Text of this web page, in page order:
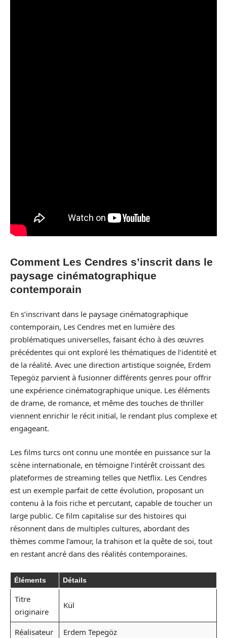
Comment Les Cendres s’inscrit dans le
paysage cinématographique
contemporain
En s’inscrivant dans le paysage cinématographique
contemporain, Les Cendres met en lumière des
problématiques universelles, faisant écho à des œuvres
précédentes qui ont exploré les thématiques de l’identité et
de la réalité. Avec une direction artistique soignée, Erdem
Tepegöz parvient à fusionner différents genres pour offrir
une expérience cinématographique unique. Les éléments
de drame, de romance, et même des touches de thriller
viennent enrichir le récit initial, le rendant plus complexe et
engageant.
Les films turcs ont connu une montée en puissance sur la
scène internationale, en témoigne l’intérêt croissant des
plateformes de streaming telles que Netflix. Les Cendres
est un exemple parfait de cette évolution, proposant un
contenu à la fois riche et percutant, capable de toucher un
large public. Ce film capitalise sur des histoires qui
résonnent dans de multiples cultures, abordant des
thèmes comme l’amour, la trahison et la quête de soi, tout
en restant ancré dans des réalités contemporaines.
Éléments Détails
Titre
originaire
Kül
Réalisateur
Erdem Tepegöz